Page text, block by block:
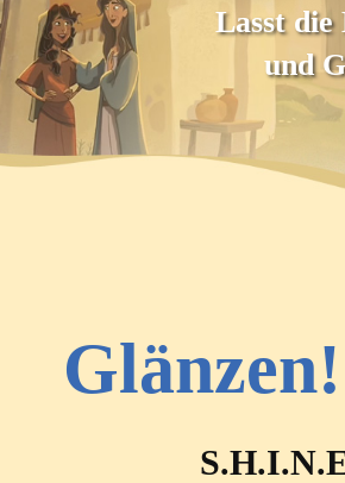
Lasst die
und